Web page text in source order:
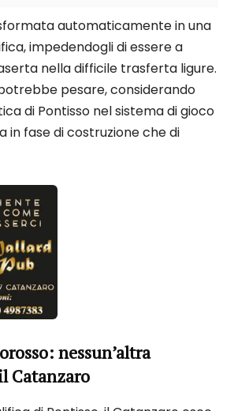
automaticamente in una
impedendogli di essere a
nella difficile trasferta ligure.
pesare, considerando
di Pontisso nel sistema di gioco
in fase di costruzione che di
nessun’altra
Catanzaro